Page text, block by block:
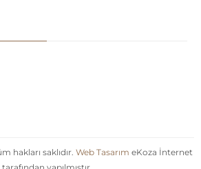
hakları saklıdır. Web Tasarım eKoza İnternet